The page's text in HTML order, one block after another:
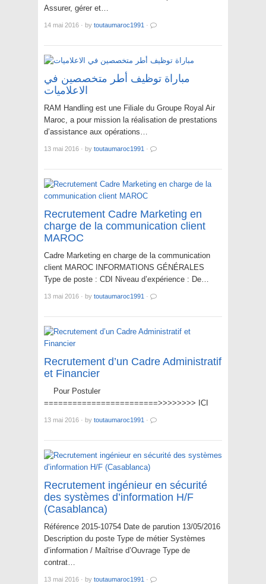
Assurer, gérer et…
14 mai 2016 · by toutaumaroc1991 ·
مباراة توظيف أطر متخصصين في
الاعلاميات
RAM Handling est une Filiale du Groupe Royal Air
Maroc, a pour mission la réalisation de prestations
d’assistance aux opérations…
13 mai 2016 · by toutaumaroc1991 ·
Recrutement Cadre Marketing en
charge de la communication client
MAROC
Cadre Marketing en charge de la communication
client MAROC INFORMATIONS GÉNÉRALES
Type de poste : CDI Niveau d’expérience : De…
13 mai 2016 · by toutaumaroc1991 ·
Recrutement d’un Cadre Administratif
et Financier
Pour Postuler
========================>>>>>>>> ICI
13 mai 2016 · by toutaumaroc1991 ·
Recrutement ingénieur en sécurité
des systèmes d’information H/F
(Casablanca)
Référence 2015-10754 Date de parution 13/05/2016
Description du poste Type de métier Systèmes
d’information / Maîtrise d’Ouvrage Type de
contrat…
13 mai 2016 · by toutaumaroc1991 ·